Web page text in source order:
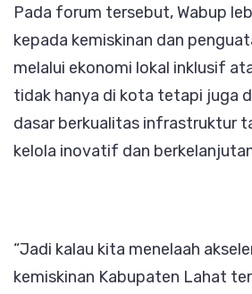
Pada forum tersebut, Wabup
kepada kemiskinan dan
melalui ekonomi lokal inklusif
tidak hanya di kota tetapi juga
dasar berkualitas infrastruktur
kelola inovatif dan
“Jadi kalau kita menelaah
kemiskinan Kabupaten Lahat